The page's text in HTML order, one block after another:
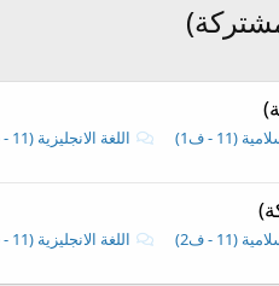
(11 - ف1) اللغة الانجليزية (11 - ف1)
(11 - ف2) اللغة الانجليزية (11 - ف2)